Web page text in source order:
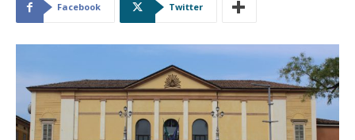
Facebook Twitter